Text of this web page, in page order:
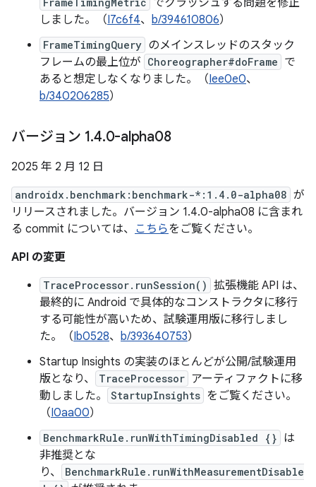
でクラッシュする問題を修正
しました。（I7c6f4、 b/394610806）
FrameTimingQuery のメインスレッドのスタック
フレームの最上位が Choreographer#doFrame で
あると想定しなくなりました。（Iee0e0、
b/340206285）
バージョン 1.4.0-alpha08
2025 年 2 月 12 日
androidx.benchmark:benchmark-*:1.4.0-alpha08 が
リリースされました。バージョン 1.4.0-alpha08 に含まれ
る commit については、 こちらをご覧ください。
API の変更
TraceProcessor.runSession() 拡張機能 API は、
最終的に Android で具体的なコンストラクタに移行
する可能性が高いため、試験運用版に移行しまし
た。（Ib0528、 b/393640753）
Startup Insights の実装のほとんどが公開/試験運用
版となり、
TraceProcessor アーティファクトに移
動しました。
StartupInsights をご覧ください。
（I0aa00）
BenchmarkRule.runWithTimingDisabled {} は
非推奨とな
り、
BenchmarkRule.runWithMeasurementDisable